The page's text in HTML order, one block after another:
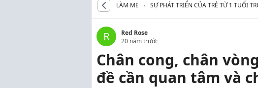
LÀM MẸ
SỰ PHÁT TRIỂN CỦA TRẺ TỪ 1 TUỔI
R
Red Rose
20 năm trước
Chân cong, chân
đề cần quan tâm và